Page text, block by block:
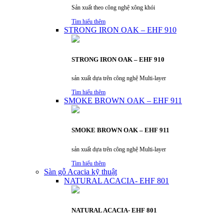
Sản xuất theo công nghệ xông khói
Tìm hiểu thêm
STRONG IRON OAK – EHF 910
STRONG IRON OAK – EHF 910
sản xuất dựa trên công nghệ Multi-layer
Tìm hiểu thêm
SMOKE BROWN OAK – EHF 911
SMOKE BROWN OAK – EHF 911
sản xuất dựa trên công nghệ Multi-layer
Tìm hiểu thêm
Sàn gỗ Acacia kỹ thuật
NATURAL ACACIA- EHF 801
NATURAL ACACIA- EHF 801